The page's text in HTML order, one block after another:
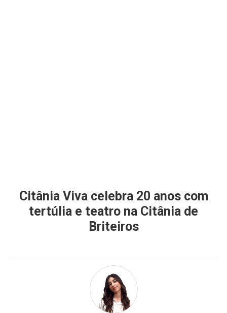
Citânia Viva celebra 20 anos com
tertúlia e teatro na Citânia de
Briteiros